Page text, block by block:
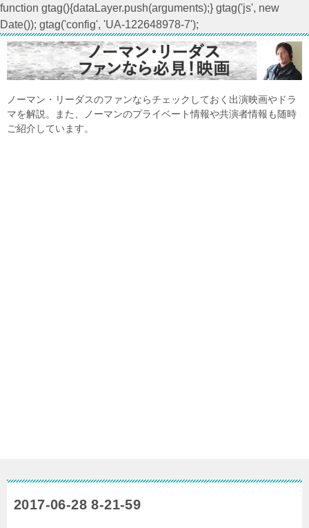
function gtag(){dataLayer.push(arguments);} gtag('js', new
Date()); gtag('config', 'UA-122648978-7');
ノーマン・リーダスのファンならチェックしておく出演映画やドラ
マを解説。また、ノーマンのプライベート情報や共演者情報も随時
ご紹介しています。
2017-06-28 8-21-59